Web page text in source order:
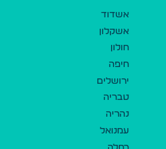
אשדוד
אשקלון
חולון
חיפה
ירושלים
טבריה
נהריה
עמנואל